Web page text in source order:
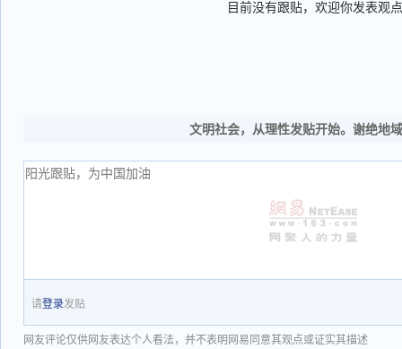
目前没有跟贴，欢迎你发表观点
文明社会，从理性发贴开始。谢绝地
请登录发贴
网友评论仅供网友表达个人看法，并不表明网易同意其观点或证实其描述